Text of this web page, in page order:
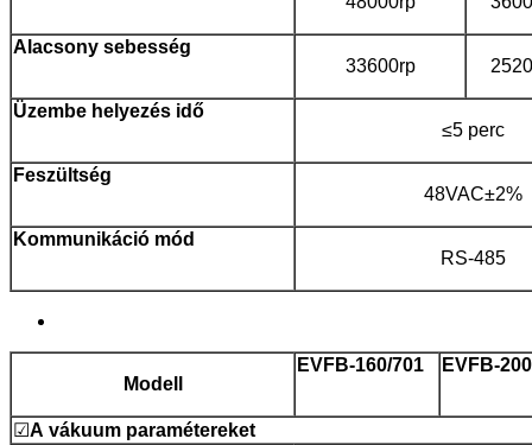
Alacsony sebesség
33600rp
Üzembe helyezés idő
≤5 perc
Feszültség
48VAC±2%
Kommunikáció mód
RS-485
Modell
EVFB-160/701 EVFB-
☑A vákuum paramétereket